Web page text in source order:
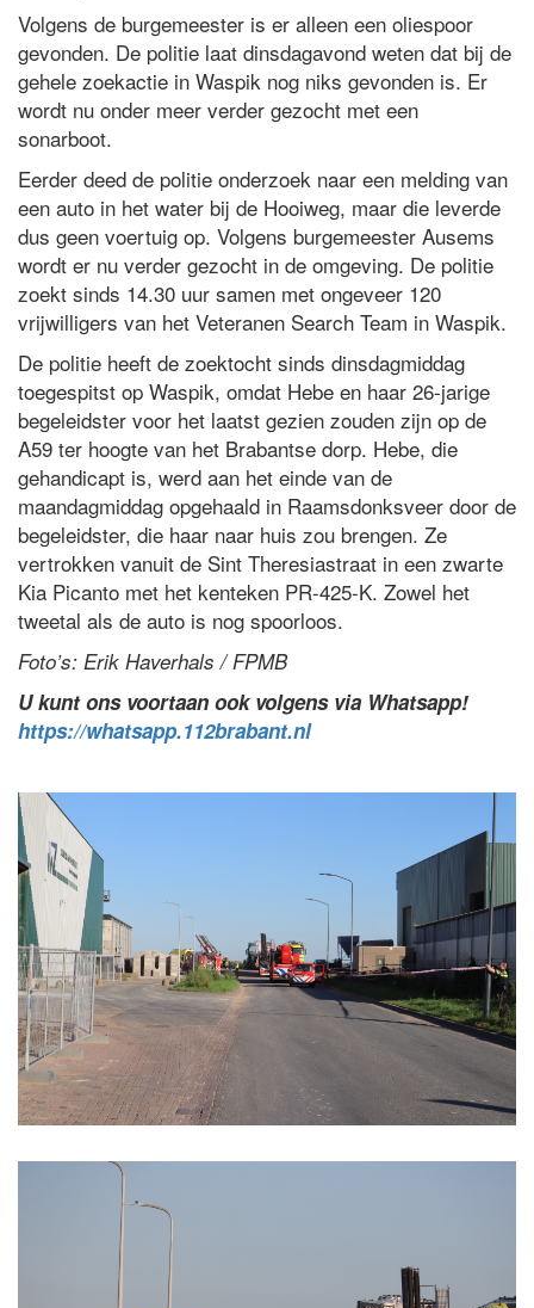
Volgens de burgemeester is er alleen een oliespoor
gevonden. De politie laat dinsdagavond weten dat bij de
gehele zoekactie in Waspik nog niks gevonden is. Er
wordt nu onder meer verder gezocht met een
sonarboot.
Eerder deed de politie onderzoek naar een melding van
een auto in het water bij de Hooiweg, maar die leverde
dus geen voertuig op. Volgens burgemeester Ausems
wordt er nu verder gezocht in de omgeving. De politie
zoekt sinds 14.30 uur samen met ongeveer 120
vrijwilligers van het Veteranen Search Team in Waspik.
De politie heeft de zoektocht sinds dinsdagmiddag
toegespitst op Waspik, omdat Hebe en haar 26-jarige
begeleidster voor het laatst gezien zouden zijn op de
A59 ter hoogte van het Brabantse dorp. Hebe, die
gehandicapt is, werd aan het einde van de
maandagmiddag opgehaald in Raamsdonksveer door de
begeleidster, die haar naar huis zou brengen. Ze
vertrokken vanuit de Sint Theresiastraat in een zwarte
Kia Picanto met het kenteken PR-425-K. Zowel het
tweetal als de auto is nog spoorloos.
Foto’s: Erik Haverhals / FPMB
U kunt ons voortaan ook volgens via Whatsapp!
https://whatsapp.112brabant.nl